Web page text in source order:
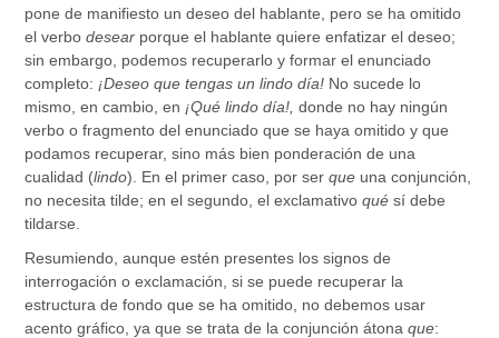
pone de manifiesto un deseo del hablante, pero se ha omitido
el verbodesear porque el hablante quiere enfatizar el deseo;
sin embargo, podemos recuperarlo y formar el enunciado
completo: ¡Deseo que tengas un lindo día! No sucede lo
mismo, en cambio, en ¡Qué lindo día!, donde no hay ningún
verbo o fragmento del enunciado que se haya omitido y que
podamos recuperar, sino más bien ponderación de una
cualidad (lindo). En el primer caso, por serque una conjunción,
no necesita tilde; en el segundo, el exclamativoqué sí debe
tildarse.
Resumiendo, aunque estén presentes los signos de
interrogación o exclamación, si se puede recuperar la
estructura de fondo que se ha omitido, no debemos usar
acento gráfico, ya que se trata de la conjunción átonaque: